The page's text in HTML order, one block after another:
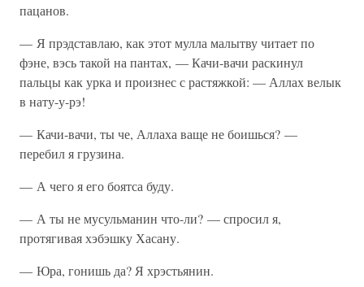
пацанов.
— Я прэдставлаю, как этот мулла малытву читает по
фэне, вэсь такой на пантах, — Качи-вачи раскинул
пальцы как урка и произнес с растяжкой: — Аллах велык
в нату-у-рэ!
— Качи-вачи, ты че, Аллаха ваще не боишься? —
перебил я грузина.
— А чего я его боятса буду.
— А ты не мусульманин что-ли? — спросил я,
протягивая хэбэшку Хасану.
— Юра, гонишь да? Я хрэстьянин.